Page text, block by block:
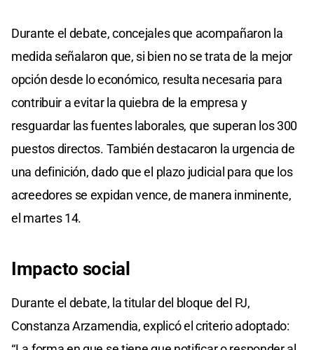
Durante el debate, concejales que acompañaron la
medida señalaron que, si bien no se trata de la mejor
opción desde lo económico, resulta necesaria para
contribuir a evitar la quiebra de la empresa y
resguardar las fuentes laborales, que superan los 300
puestos directos. También destacaron la urgencia de
una definición, dado que el plazo judicial para que los
acreedores se expidan vence, de manera inminente,
el martes 14.
Impacto social
Durante el debate, la titular del bloque del PJ,
Constanza Arzamendia, explicó el criterio adoptado: